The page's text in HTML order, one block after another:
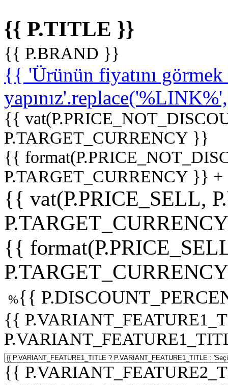
{{ P.TITLE }}
{{ P.BRAND }}
{{ 'Ürünün fiyatını
{{
P.TARGET_CURRENCY }}
{{
P.TARGET_CURRENCY }}
{{ vat(P.PRICE_SELL,
{{
%{{
{{
{{